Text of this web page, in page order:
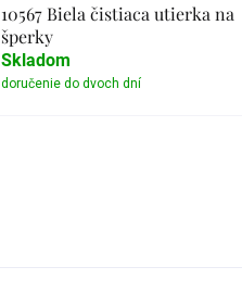
10567 Biela čistiaca utierka na
šperky
Skladom